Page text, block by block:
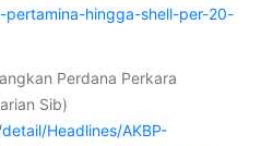
hingga-shell-per-20-
Perdana Perkara
Sib)
Headlines/AKBP-